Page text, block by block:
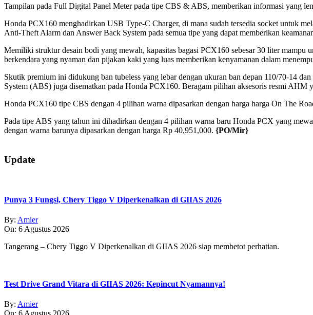
Tampilan pada Full Digital Panel Meter pada tipe CBS & ABS, memberikan informasi yang
Honda PCX160 menghadirkan USB Type-C Charger, di mana sudah tersedia socket untuk
Anti-Theft Alarm dan Answer Back System pada semua tipe yang dapat memberikan
Memiliki struktur desain bodi yang mewah, kapasitas bagasi PCX160 sebesar 30 liter mampu
berkendara yang nyaman dan pijakan kaki yang luas memberikan kenyamanan dalam
Skutik premium ini didukung ban tubeless yang lebar dengan ukuran ban depan 110/70-14
System (ABS) juga disematkan pada Honda PCX160. Beragam pilihan aksesoris resmi
Honda PCX160 tipe CBS dengan 4 pilihan warna dipasarkan dengan harga harga On The
Pada tipe ABS yang tahun ini dihadirkan dengan 4 pilihan warna baru Honda PCX yang
dengan warna barunya dipasarkan dengan harga Rp 40,951,000. {PO/Mir}
02-
11
Update
Punya 3 Fungsi, Chery Tiggo V Diperkenalkan di GIIAS 2026
By: Amier
On: 6 Agustus 2026
Tangerang – Chery Tiggo V Diperkenalkan di GIIAS 2026 siap membetot perhatian.
Test Drive Grand Vitara di GIIAS 2026: Kepincut Nyamannya!
By: Amier